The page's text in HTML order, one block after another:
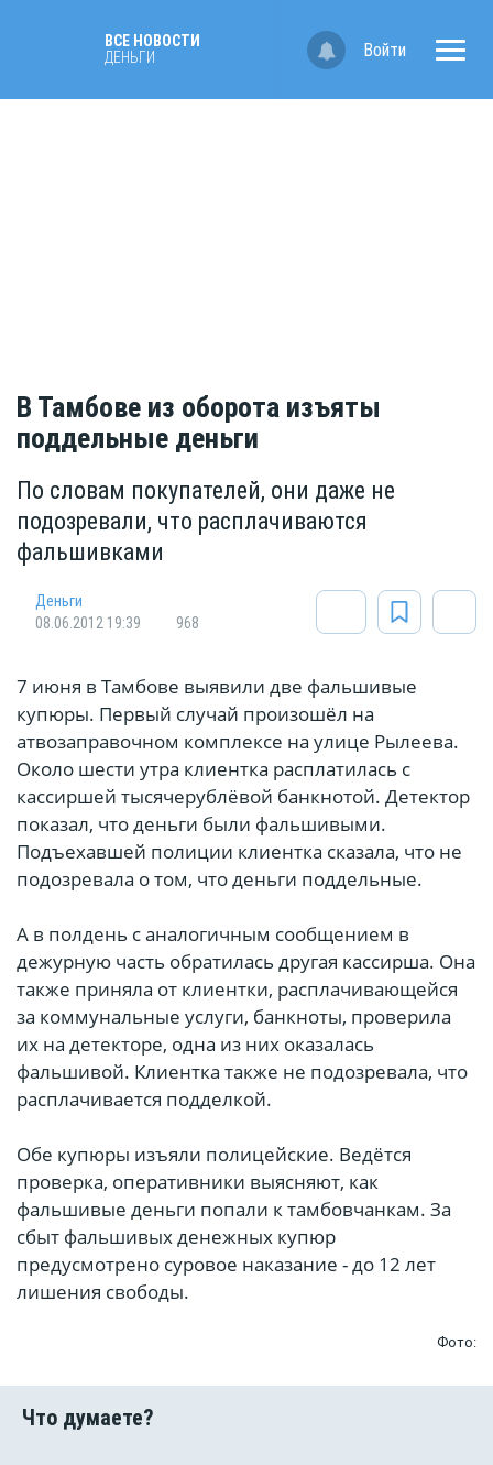
ВСЕ НОВОСТИ
ДЕНЬГИ
Войти
В Тамбове из оборота изъяты
поддельные деньги
По словам покупателей, они даже не
подозревали, что расплачиваются
фальшивками
Деньги
08.06.2012 19:39
968
7 июня в Тамбове выявили две фальшивые
купюры. Первый случай произошёл на
атвозаправочном комплексе на улице Рылеева.
Около шести утра клиентка расплатилась с
кассиршей тысячерублёвой банкнотой. Детектор
показал, что деньги были фальшивыми.
Подъехавшей полиции клиентка сказала, что не
подозревала о том, что деньги поддельные.
А в полдень с аналогичным сообщением в
дежурную часть обратилась другая кассирша. Она
также приняла от клиентки, расплачивающейся
за коммунальные услуги, банкноты, проверила
их на детекторе, одна из них оказалась
фальшивой. Клиентка также не подозревала, что
расплачивается подделкой.
Обе купюры изъяли полицейские. Ведётся
проверка, оперативники выясняют, как
фальшивые деньги попали к тамбовчанкам. За
сбыт фальшивых денежных купюр
предусмотрено суровое наказание - до 12 лет
лишения свободы.
Фото: